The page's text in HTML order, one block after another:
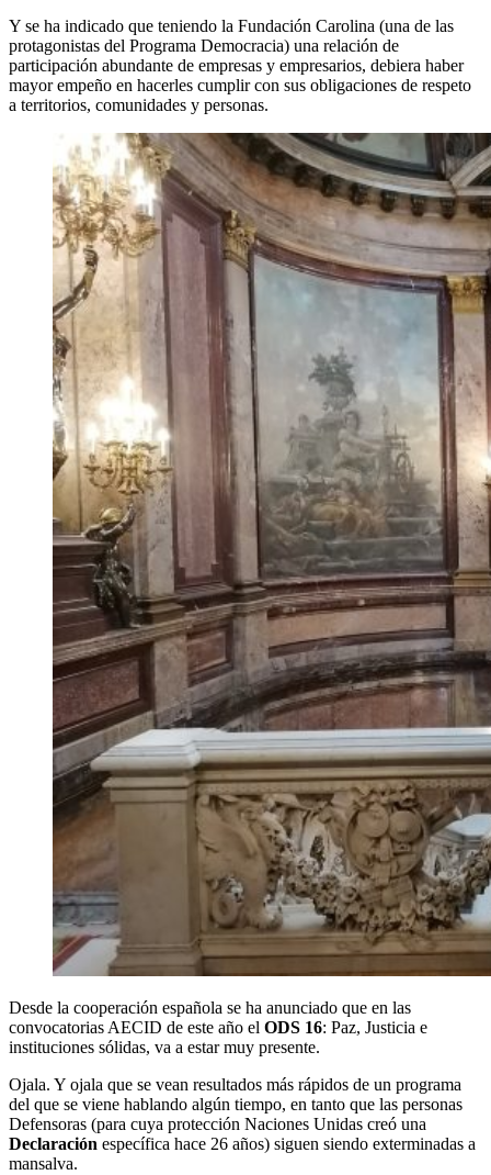
Y se ha indicado que teniendo la Fundación Carolina (una de las
protagonistas del Programa Democracia) una relación de
participación abundante de empresas y empresarios, debiera haber
mayor empeño en hacerles cumplir con sus obligaciones de respeto
a territorios, comunidades y personas.
Desde la cooperación española se ha anunciado que en las
convocatorias AECID de este año el ODS 16: Paz, Justicia e
instituciones sólidas, va a estar muy presente.
Ojala. Y ojala que se vean resultados más rápidos de un programa
del que se viene hablando algún tiempo, en tanto que las personas
Defensoras (para cuya protección Naciones Unidas creó una
Declaración específica hace 26 años) siguen siendo exterminadas a
mansalva.